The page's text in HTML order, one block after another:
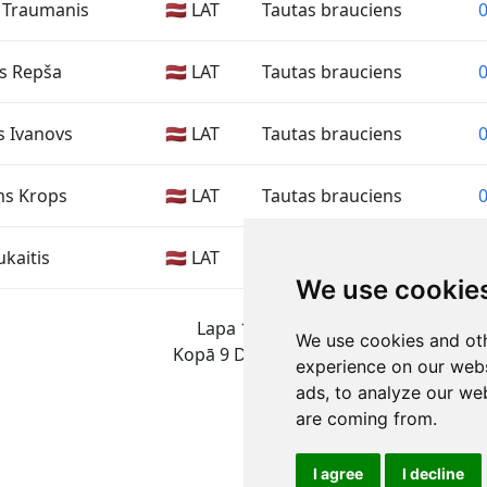
We use
We use cookies and
experience on our
ads, to analyze our
are coming from.
I agree I decline
🇱🇻 LAT Tautas brauciens
Repša 🇱🇻 LAT Tautas brauciens
Ivanovs 🇱🇻 LAT Tautas brauciens
Krops 🇱🇻 LAT Tautas brauciens
🇱🇻 LAT
Lapa 1 no 1
Kopā 9 Dalībnieki